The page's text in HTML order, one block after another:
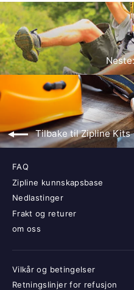
Tilbake til Zipline Kits
FAQ
Zipline kunnskapsbase
Nedlastinger
Frakt og returer
om oss
Vilkår og betingelser
Retningslinjer for refusjon